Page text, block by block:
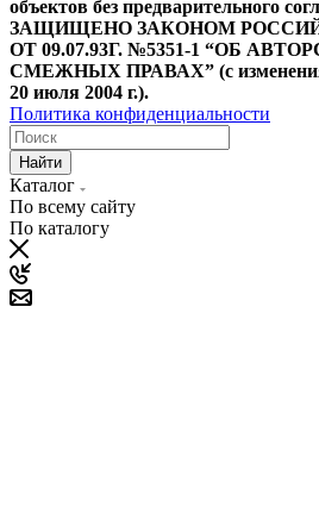
объектов без предварительного
ЗАЩИЩЕНО ЗАКОНОМ
ОТ 09.07.93Г. №5351-1 “ОБ
СМЕЖНЫХ ПРАВАХ” (с
20 июля 2004 г.).
Политика конфиденциальности
Найти
Каталог
По всему сайту
По каталогу